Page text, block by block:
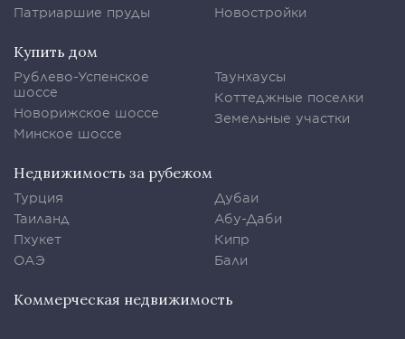
Патриаршие пруды
Новостройки
Купить дом
Рублево-Успенское
шоссе
Новорижское шоссе
Минское шоссе
Таунхаусы
Коттеджные поселки
Земельные участки
Недвижимость за рубежом
Турция
Таиланд
Пхукет
ОАЭ
Дубаи
Абу-Даби
Кипр
Бали
Коммерческая недвижимость